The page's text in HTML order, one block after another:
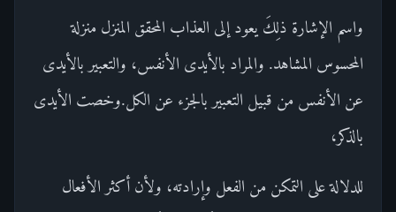
واسم الإشارة ذلِكَ يعود إلى العذاب المحقق المنزل منزلة
المحسوس المشاهد. والمراد بالأيدى الأنفس، والتعبير بالأيدى
عن الأنفس من قبيل التعبير بالجزء عن الكل.وخصت الأيدى
بالذكر،
للدلالة على التمكن من الفعل وإرادته، ولأن أكثر الأفعال